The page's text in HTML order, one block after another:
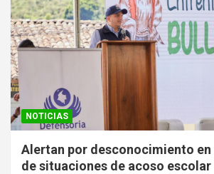
NOTICIAS
Alertan por desconocimiento
de situaciones de acoso escolar